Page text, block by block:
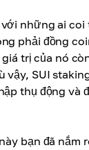
những ai coi
phải đồng
trị của nó
vậy, SUI
thụ động và
bạn đã nắm